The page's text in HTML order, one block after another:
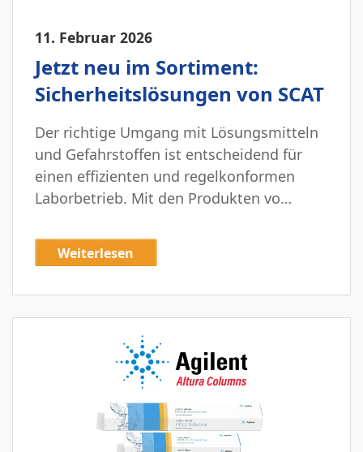
11. Februar 2026
Jetzt neu im Sortiment:
Sicherheitslösungen von SCAT
Der richtige Umgang mit Lösungsmitteln
und Gefahrstoffen ist entscheidend für
einen effizienten und regelkonformen
Laborbetrieb. Mit den Produkten vo…
Weiterlesen